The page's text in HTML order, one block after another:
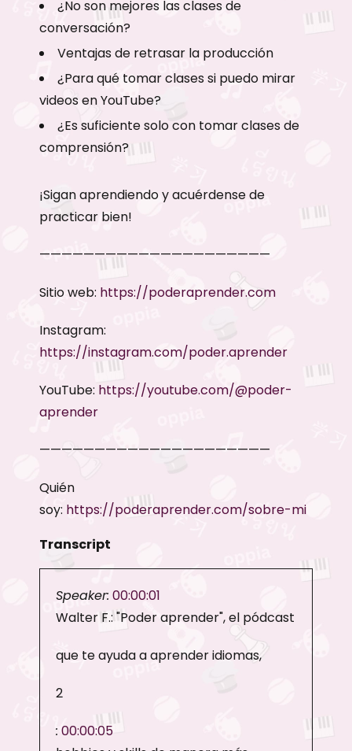
¿No son mejores las clases de
conversación?
Ventajas de retrasar la producción
¿Para qué tomar clases si puedo mirar
videos en YouTube?
¿Es suficiente solo con tomar clases de
comprensión?
¡Sigan aprendiendo y acuérdense de
practicar bien!
—————————————————————
Sitio web: https://poderaprender.com
Instagram:
https://instagram.com/poder.aprender
YouTube: https://youtube.com/@poder-
aprender
—————————————————————
Quién
soy: https://poderaprender.com/sobre-mi
Transcript
Speaker: 00:00:01
Walter F.: "Poder aprender", el pódcast
que te ayuda a aprender idiomas,
2
: 00:00:05